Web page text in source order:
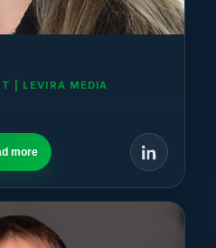
| LEVIRA MEDIA
more